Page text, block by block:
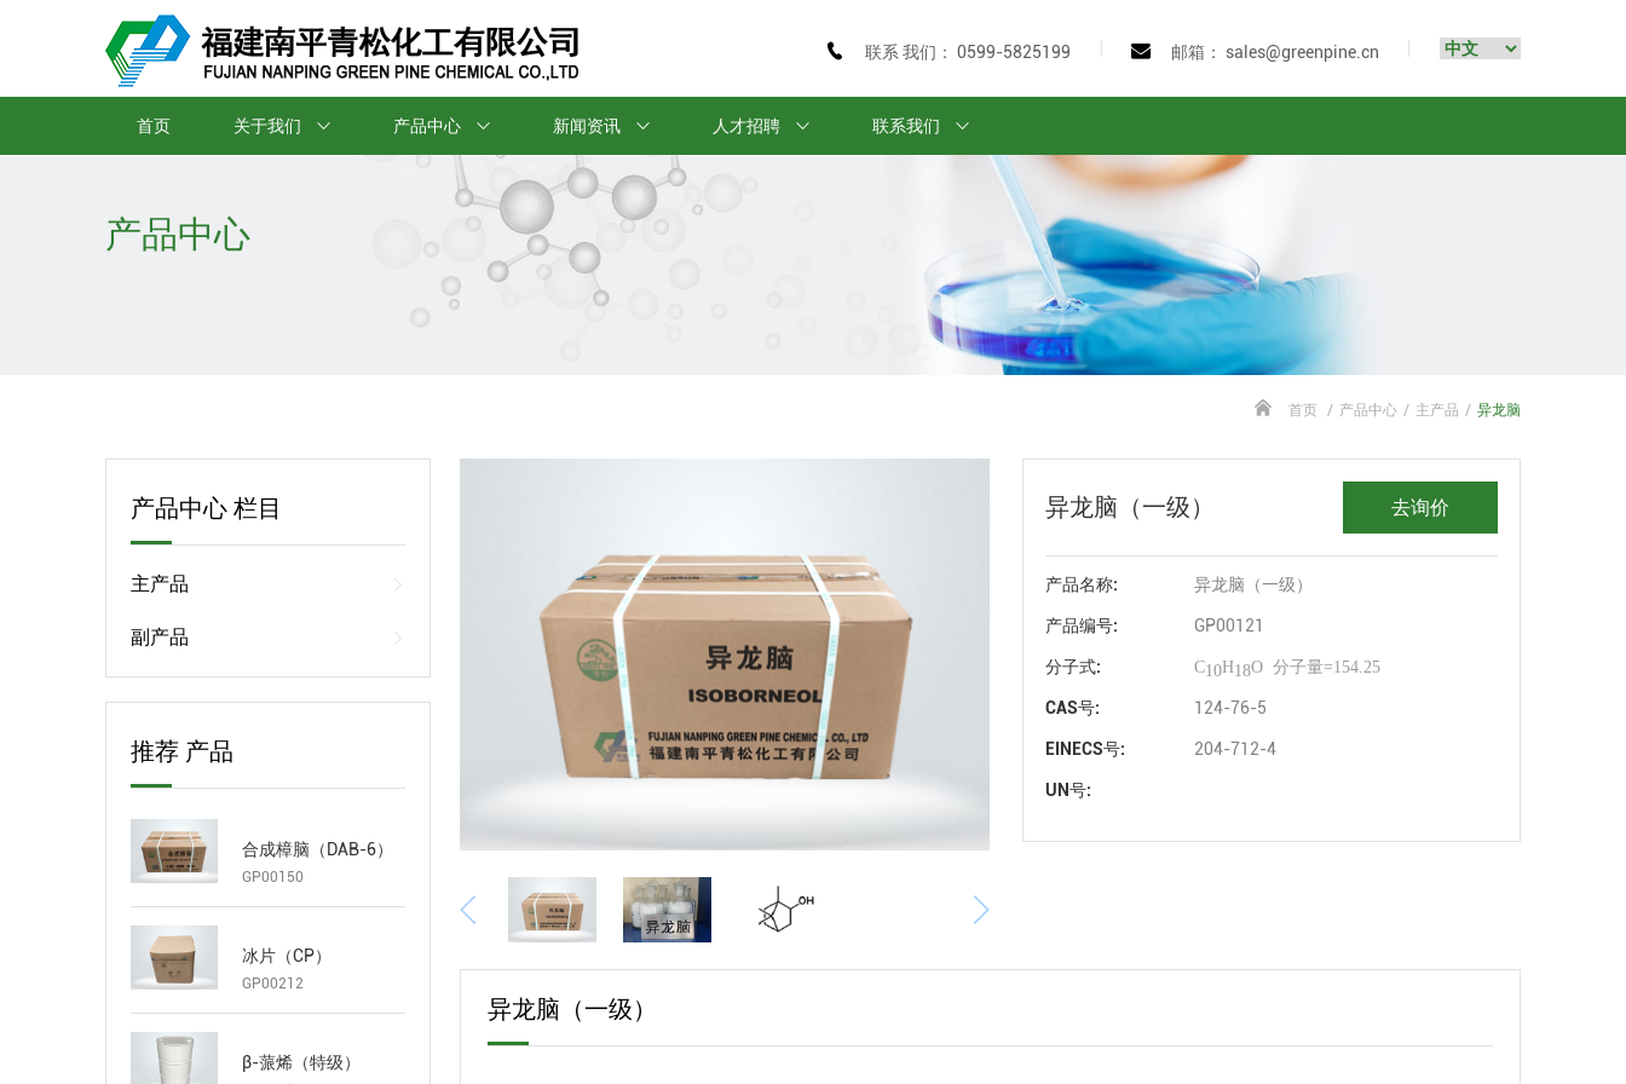
联系 我们： 0599-5825199 邮箱： sales@greenpine.cn
首页 关于我们 产品中心 新闻资讯 人才招聘 联系我们
产品中心
首页 / 产品中心 / 主产品 / 异龙脑
产品中心 栏目
主产品
副产品
推荐 产品
合成樟脑（DAB-6）
GP00150
冰片（CP）
GP00212
β-蒎烯（特级）
异龙脑（一级） 去询价
产品名称: 异龙脑（一级）
产品编号: GP00121
分子式: C10H18O 分子量=154.25
CAS号: 124-76-5
EINECS号: 204-712-4
UN号:
异龙脑（一级）